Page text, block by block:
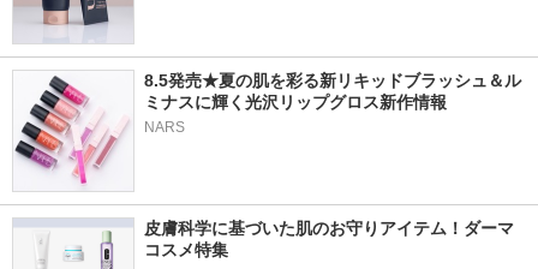
8.5発売★夏の肌を彩る新リキッドブラッシュ＆ル
ミナスに輝く光沢リップグロス新作情報
NARS
皮膚科学に基づいた肌のお守りアイテム！ダーマ
コスメ特集